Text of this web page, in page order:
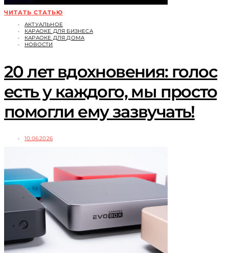
ЧИТАТЬ СТАТЬЮ
АКТУАЛЬНОЕ
КАРАОКЕ ДЛЯ БИЗНЕСА
КАРАОКЕ ДЛЯ ДОМА
НОВОСТИ
20 лет вдохновения: голос
есть у каждого, мы просто
помогли ему зазвучать!
10.06.2026